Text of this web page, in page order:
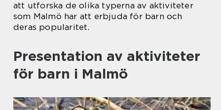
att utforska de olika typerna av aktiviteter
som Malmö har att erbjuda för barn och
deras popularitet.
Presentation av aktiviteter
för barn i Malmö